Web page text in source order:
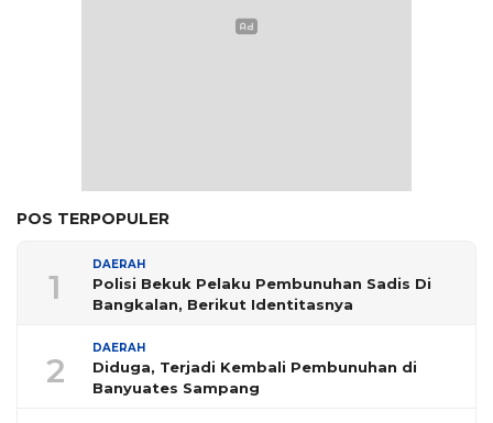
POS TERPOPULER
1
DAERAH
Polisi Bekuk Pelaku Pembunuhan Sadis Di
Bangkalan, Berikut Identitasnya
2
DAERAH
Diduga, Terjadi Kembali Pembunuhan di
Banyuates Sampang